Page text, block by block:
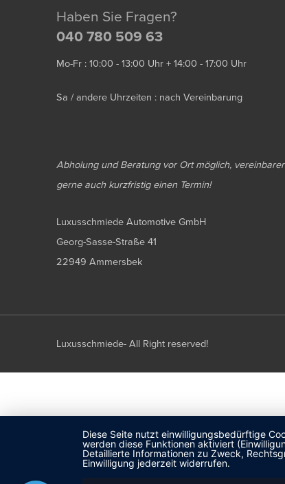
Haben Sie Fragen?
040 780 509 63
Mo-Fr : 10:00 - 13:00 Uhr + 14:00 - 17:00 Uhr
Sa / andere Uhrzeiten : nach Vereinbarung
Abholung und Beratung vor Ort möglich,
gerne auch kurzfristig einen Termin!
Luxusschmiede Automotive GmbH
Georg-Sasse-Straße 41
22949 Ammersbek
Luxusschmiede- All Right reserved!
Diese Seite nutzt einwilligungsbedürftige
werden diese Funktionen aktiviert
Detaillierte Informationen zu Zweck,
Einwilligung jederzeit widerrufen.